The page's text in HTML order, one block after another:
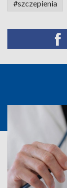
#szczepienia